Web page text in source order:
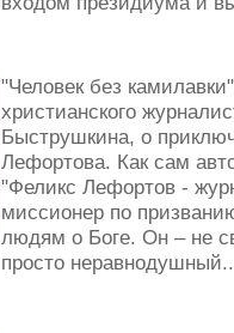
"Человек без
христианского
Быструшкина, о
Лефортова. Как сам
"Феликс Лефортов -
миссионер по
людям о Боге. Он – не
просто